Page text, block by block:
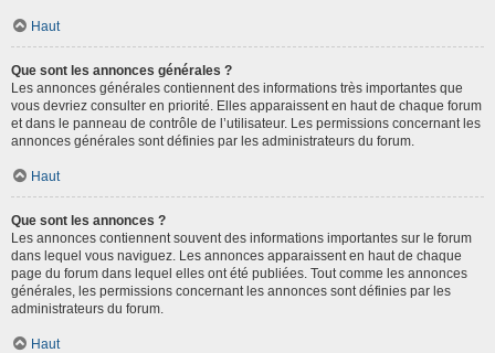
Haut
Que sont les annonces générales ?
Les annonces générales contiennent des informations très importantes que
vous devriez consulter en priorité. Elles apparaissent en haut de chaque forum
et dans le panneau de contrôle de l’utilisateur. Les permissions concernant les
annonces générales sont définies par les administrateurs du forum.
Haut
Que sont les annonces ?
Les annonces contiennent souvent des informations importantes sur le forum
dans lequel vous naviguez. Les annonces apparaissent en haut de chaque
page du forum dans lequel elles ont été publiées. Tout comme les annonces
générales, les permissions concernant les annonces sont définies par les
administrateurs du forum.
Haut